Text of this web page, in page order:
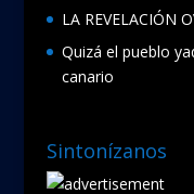
LA REVELACIÓN
Quizá el pueblo
canario
Sintonízanos